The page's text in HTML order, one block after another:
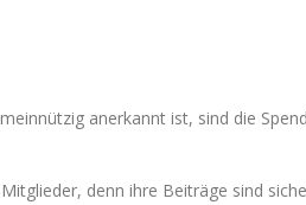
anerkannt ist, sind die
denn ihre Beiträge sind